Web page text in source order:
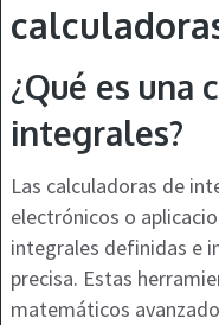
¿Qué es una
integrales?
Las calculadoras de
electrónicos o
integrales definidas e
precisa. Estas
matemáticos